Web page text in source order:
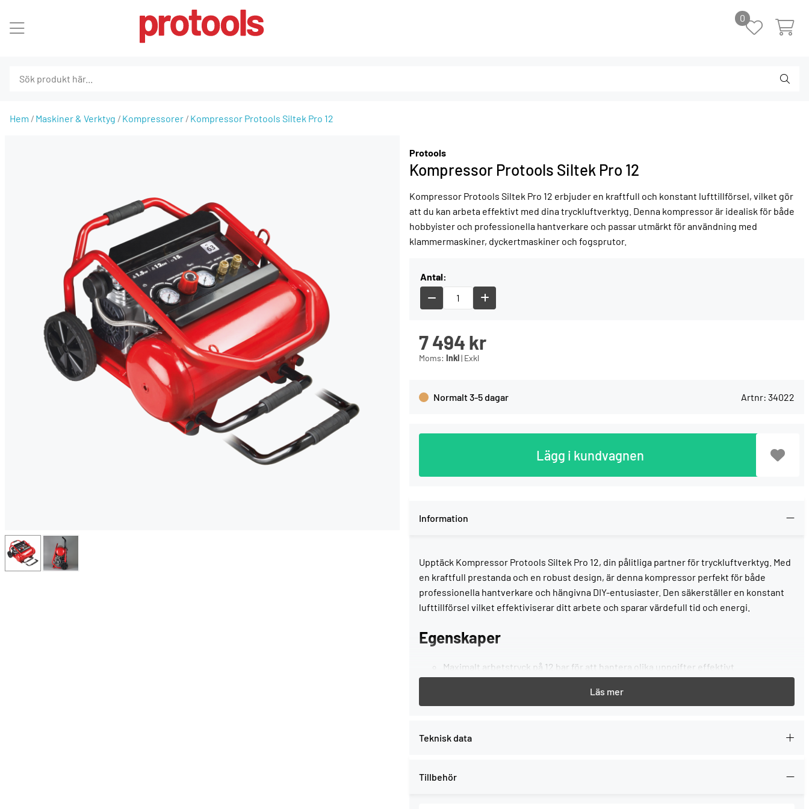
0
Hem Maskiner & Verktyg Kompressorer Kompressor Protools Siltek Pro 12
Protools
Kompressor Protools Siltek Pro 12
Kompressor Protools Siltek Pro 12 erbjuder en kraftfull och konstant lufttillförsel, vilket gör
att du kan arbeta effektivt med dina tryckluftverktyg. Denna kompressor är idealisk för både
hobbyister och professionella hantverkare och passar utmärkt för användning med
klammermaskiner, dyckertmaskiner och fogsprutor.
Antal:
7 494 kr
Moms: Inkl| Exkl
Normalt 3-5 dagar Artnr: 34022
Lägg i kundvagnen
Information
Upptäck Kompressor Protools Siltek Pro 12, din pålitliga partner för tryckluftverktyg. Med
en kraftfull prestanda och en robust design, är denna kompressor perfekt för både
professionella hantverkare och hängivna DIY-entusiaster. Den säkerställer en konstant
lufttillförsel vilket effektiviserar ditt arbete och sparar värdefull tid och energi.
Egenskaper
Maximalt arbetstryck på 12 bar för att hantera olika uppgifter effektivt.
En luftvolym av 120 liter/min vid 7 bar för att optimera driften av dina verktyg.
Användningsområden
Teknisk data
Tillbehör